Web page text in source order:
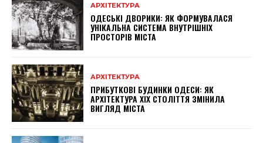
АРХІТЕКТУРА
ОДЕСЬКІ ДВОРИКИ: ЯК ФОРМУВАЛАСЯ
УНІКАЛЬНА СИСТЕМА ВНУТРІШНІХ
ПРОСТОРІВ МІСТА
АРХІТЕКТУРА
ПРИБУТКОВІ БУДИНКИ ОДЕСИ: ЯК
АРХІТЕКТУРА XIX СТОЛІТТЯ ЗМІНИЛА
ВИГЛЯД МІСТА